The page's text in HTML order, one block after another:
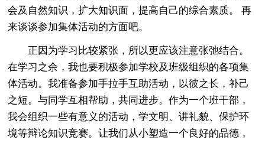
会及自然知识，扩大知识面，提高自己的综合素质。 再
来谈谈参加集体活动的方面吧。
正因为学习比较紧张，所以更应该注意张弛结合。
在学习之余，我也要积极参加学校及班级组织的各项集
体活动。我准备参加手拉手互助活动，以彼之长，补己
之短。与同学互相帮助，共同进步。作为一个班干部，
我会组织一些有意义的活动，学文明、讲礼貌、保护环
境等辩论知识竞赛。让我们从小塑造一个良好的品德，